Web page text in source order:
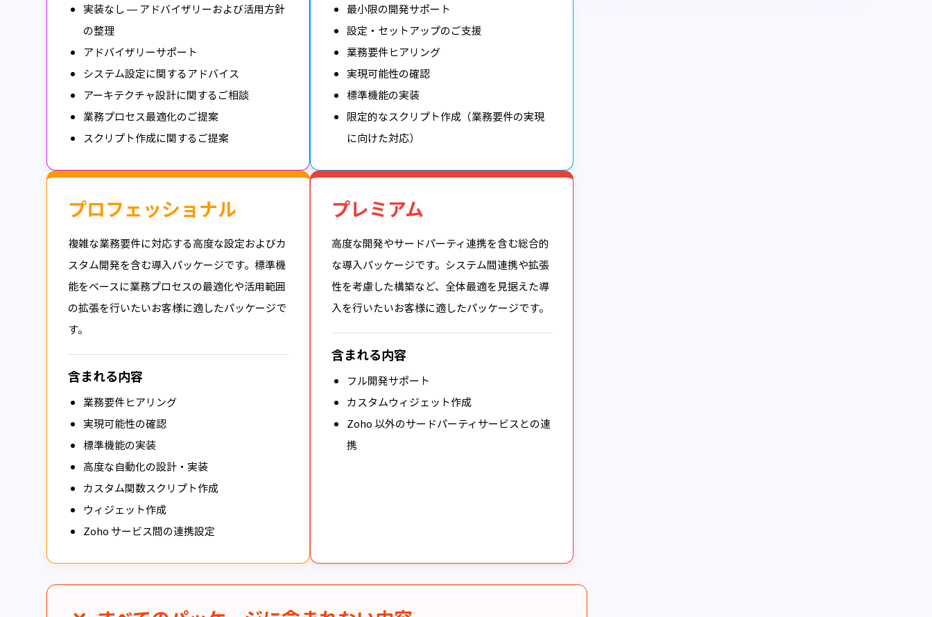
実装なし — アドバイザリーおよび活用方針
の整理
アドバイザリーサポート
システム設定に関するアドバイス
アーキテクチャ設計に関するご相談
業務プロセス最適化のご提案
スクリプト作成に関するご提案
最小限の開発サポート
設定・セットアップのご支援
業務要件ヒアリング
実現可能性の確認
標準機能の実装
限定的なスクリプト作成（業務要件の実現
に向けた対応）
プロフェッショナル
複雑な業務要件に対応する高度な設定およびカ
スタム開発を含む導入パッケージです。標準機
能をベースに業務プロセスの最適化や活用範囲
の拡張を行いたいお客様に適したパッケージで
す。
含まれる内容
業務要件ヒアリング
実現可能性の確認
標準機能の実装
高度な自動化の設計・実装
カスタム関数スクリプト作成
ウィジェット作成
Zoho サービス間の連携設定
プレミアム
高度な開発やサードパーティ連携を含む総合的
な導入パッケージです。システム間連携や拡張
性を考慮した構築など、全体最適を見据えた導
入を行いたいお客様に適したパッケージです。
含まれる内容
フル開発サポート
カスタムウィジェット作成
Zoho 以外のサードパーティサービスとの連
携